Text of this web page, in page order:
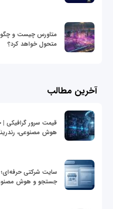
متاورس چیست و
متحول خواهد کرد؟
آخرین مطالب
هوش مصنوعی،
سایت شرکتی
جستجو و هوش